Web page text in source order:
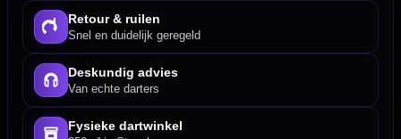
Retour & ruilen
Snel en duidelijk geregeld
Deskundig advies
Van echte darters
Fysieke dartwinkel